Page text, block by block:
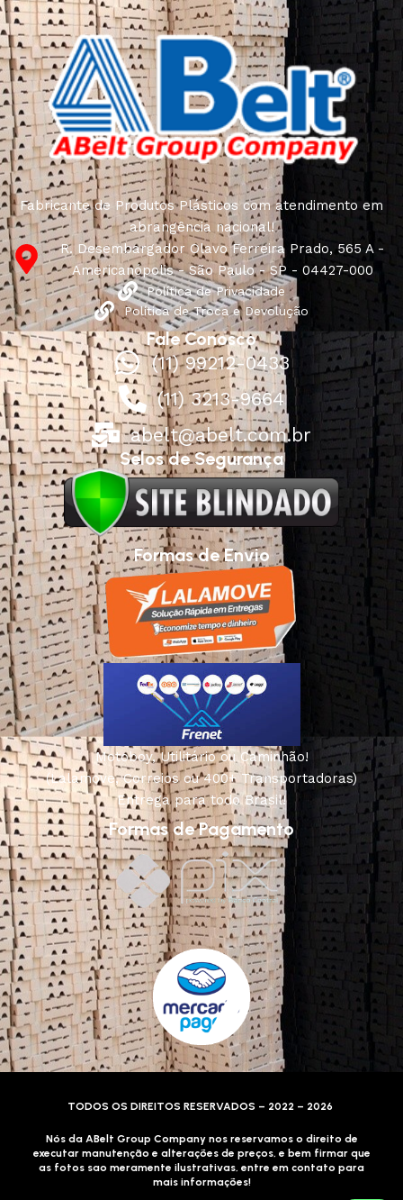
Fabricante de Produtos Plásticos com atendimento em
abrangência nacional!
R. Desembargador Olavo Ferreira Prado, 565 A -
Americanópolis - São Paulo - SP - 04427-000
Política de Privacidade
Política de Troca e Devolução
Fale Conosco
(11) 99212-0433
(11) 3213-9664
abelt@abelt.com.br
Selos de Segurança
Formas de Envio
Motoboy, Utilitário ou Caminhão!
(Lalamove, Correios ou 400+ Transportadoras)
Entrega para todo Brasil!
Formas de Pagamento
TODOS OS DIREITOS RESERVADOS – 2022 – 2026
Nós da ABelt Group Company nos reservamos o direito de
executar manutenção e alterações de preços, e bem firmar que
as fotos sao meramente ilustrativas, entre em contato para
mais informações!